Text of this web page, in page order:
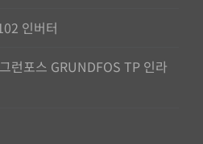
인버터
런포스 GRUNDFOS TP 인라